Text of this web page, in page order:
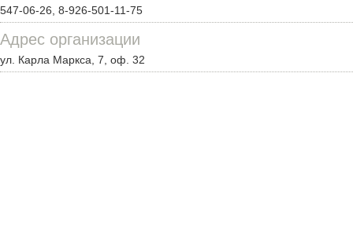
547-06-26, 8-926-501-11-75
Адрес организации
ул. Карла Маркса, 7, оф. 32